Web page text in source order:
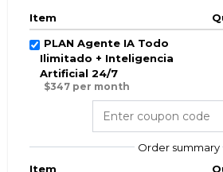
Item
PLAN Agente IA Todo
Ilimitado + Inteligencia
Artificial 24/7
$347 per month
Order summary
Item